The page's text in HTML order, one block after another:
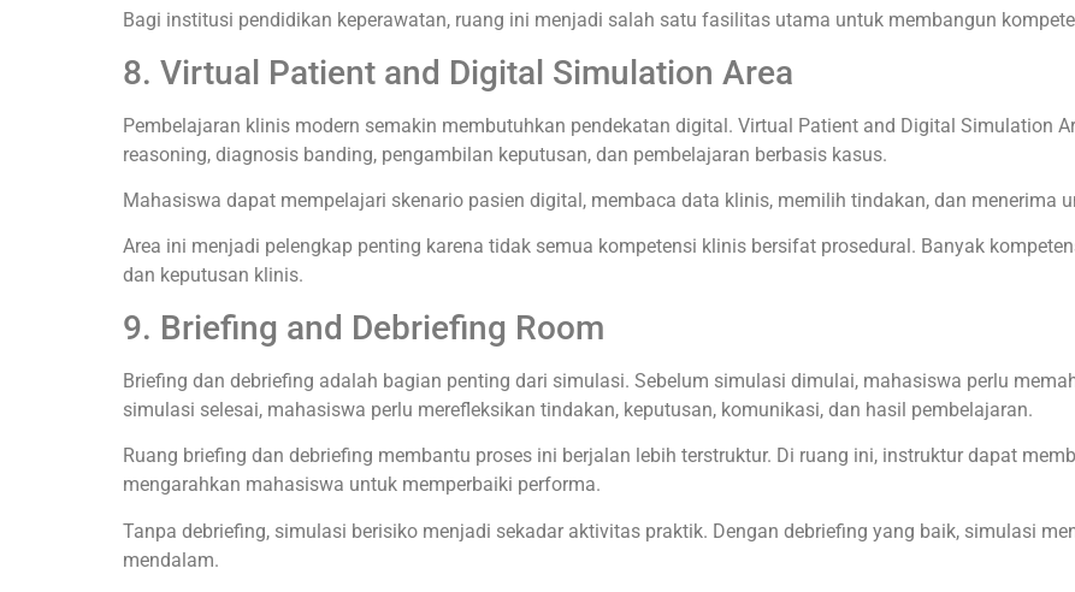
Bagi institusi pendidikan keperawatan, ruang ini menjadi salah satu fasilitas utama untuk membangun
8. Virtual Patient and Digital Simulation Area
Pembelajaran klinis modern semakin membutuhkan pendekatan digital. Virtual Patient and Digital Simulation
reasoning, diagnosis banding, pengambilan keputusan, dan pembelajaran berbasis kasus.
Mahasiswa dapat mempelajari skenario pasien digital, membaca data klinis, memilih tindakan, dan menerima
Area ini menjadi pelengkap penting karena tidak semua kompetensi klinis bersifat prosedural. Banyak
dan keputusan klinis.
9. Briefing and Debriefing Room
Briefing dan debriefing adalah bagian penting dari simulasi. Sebelum simulasi dimulai, mahasiswa perlu
simulasi selesai, mahasiswa perlu merefleksikan tindakan, keputusan, komunikasi, dan hasil pembelajaran.
Ruang briefing dan debriefing membantu proses ini berjalan lebih terstruktur. Di ruang ini, instruktur dapat
mengarahkan mahasiswa untuk memperbaiki performa.
Tanpa debriefing, simulasi berisiko menjadi sekadar aktivitas praktik. Dengan debriefing yang baik, simulasi
mendalam.